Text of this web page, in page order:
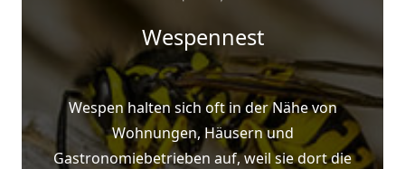
Wespennest
Wespen halten sich oft in der Nähe von
Wohnungen, Häusern und
Gastronomiebetrieben auf, weil sie dort die